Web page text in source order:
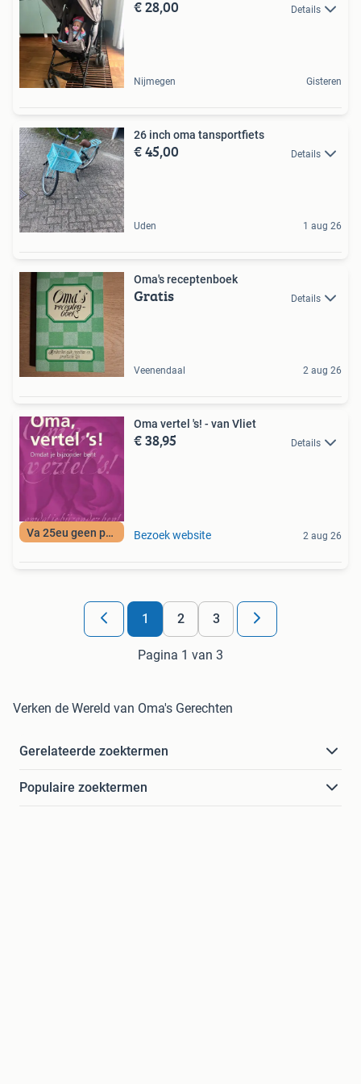
€ 28,00 Details
Nijmegen Gisteren
26 inch oma tansportfiets
€ 45,00 Details
Uden 1 aug 26
Oma's receptenboek
Gratis Details
Veenendaal 2 aug 26
Va 25eu geen porto
Oma vertel 's! - van Vliet
€ 38,95 Details
Bezoek website 2 aug 26
1 2 3
Pagina 1 van 3
Verken de Wereld van Oma's Gerechten
Gerelateerde zoektermen
Populaire zoektermen